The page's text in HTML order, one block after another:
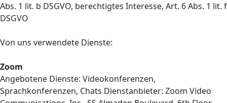
Abs. 1 lit. b DSGVO, berechtigtes Interesse, Art. 6 Abs. 1 lit. f
DSGVO
Von uns verwendete Dienste:
Zoom
Angebotene Dienste: Videokonferenzen,
Sprachkonferenzen, Chats Dienstanbieter: Zoom Video